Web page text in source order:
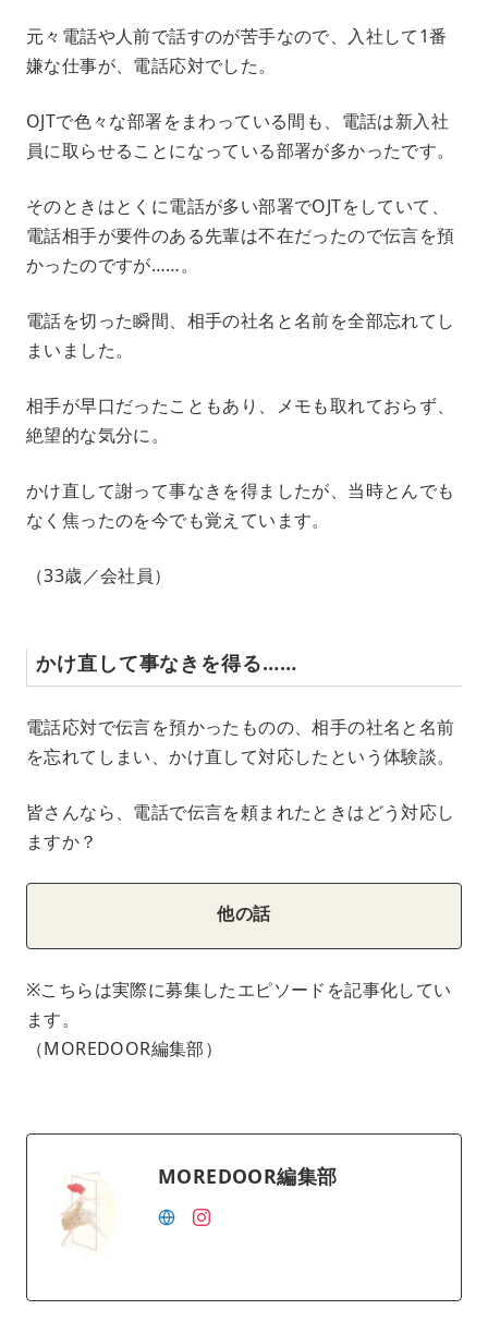
元々電話や人前で話すのが苦手なので、入社して1番
嫌な仕事が、電話応対でした。
OJTで色々な部署をまわっている間も、電話は新入社
員に取らせることになっている部署が多かったです。
そのときはとくに電話が多い部署でOJTをしていて、
電話相手が要件のある先輩は不在だったので伝言を預
かったのですが……。
電話を切った瞬間、相手の社名と名前を全部忘れてし
まいました。
相手が早口だったこともあり、メモも取れておらず、
絶望的な気分に。
かけ直して謝って事なきを得ましたが、当時とんでも
なく焦ったのを今でも覚えています。
（33歳／会社員）
かけ直して事なきを得る……
電話応対で伝言を預かったものの、相手の社名と名前
を忘れてしまい、かけ直して対応したという体験談。
皆さんなら、電話で伝言を頼まれたときはどう対応し
ますか？
他の話
※こちらは実際に募集したエピソードを記事化してい
ます。
（MOREDOOR編集部）
MOREDOOR編集部